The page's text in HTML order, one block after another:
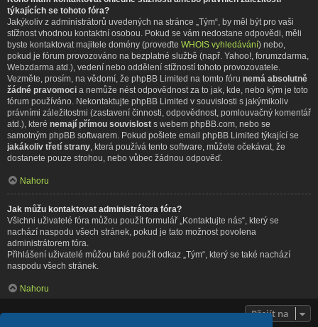
týkajících se tohoto fóra?
Jakýkoliv z administrátorů uvedených na stránce „Tým“, by měl být pro vaši
stížnost vhodnou kontaktní osobou. Pokud se vám nedostane odpovědi, měli
byste kontaktovat majitele domény (proveďte WHOIS vyhledávání) nebo,
pokud je fórum provozováno na bezplatné službě (např. Yahoo!, forumzdarma,
Webzdarma atd.), vedení nebo oddělení stížností tohoto provozovatele.
Vezměte, prosím, na vědomí, že phpBB Limited na tomto fóru nemá absolutně
žádné pravomoci a nemůže nést odpovědnost za to jak, kde, nebo kým je toto
fórum používáno. Nekontaktujte phpBB Limited v souvislosti s jakýmikoliv
právními záležitostmi (zastavení činnosti, odpovědnost, pomlouvačný komentář
atd.), které nemají přímou souvislost s webem phpBB.com, nebo se
samotným phpBB softwarem. Pokud pošlete email phpBB Limited týkající se
jakákoliv třetí strany , která používá tento software, můžete očekávat, že
dostanete pouze strohou, nebo vůbec žádnou odpověď.
Nahoru
Jak můžu kontaktovat administrátora fóra?
Všichni uživatelé fóra můžou použít formulář „Kontaktujte nás“, který se
nachází naspodu všech stránek, pokud je tato možnost povolena
administrátorem fóra.
Přihlášení uživatelé můžou také použít odkaz „Tým“, který se také nachází
naspodu všech stránek.
Nahoru
Přejít na